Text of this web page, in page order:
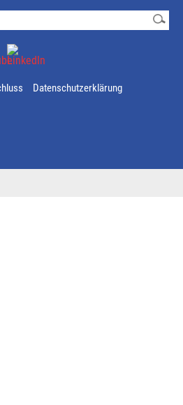
Datenschutzerklärung